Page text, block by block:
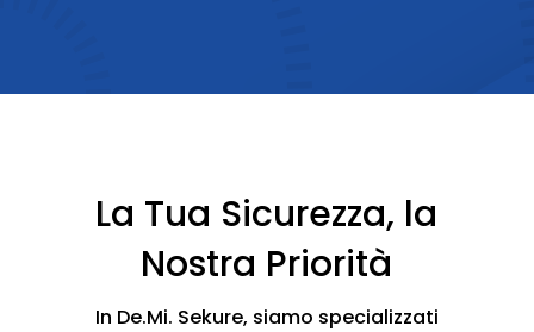
La Tua Sicurezza, la
Nostra Priorità
In De.Mi. Sekure, siamo specializzati